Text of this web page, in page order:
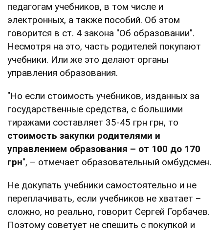
педагогам учебников, в том числе и
электронных, а также пособий. Об этом
говорится в ст. 4 закона "Об образовании".
Несмотря на это, часть родителей покупают
учебники. Или же это делают органы
управления образования.
"Но если стоимость учебников, изданных за
государственные средства, с большими
тиражами составляет 35-45 грн грн, то
стоимость закупки родителями и
управлением образования – от 100 до 170
грн", – отмечает образовательный омбудсмен.
Не докупать учебники самостоятельно и не
переплачивать, если учебников не хватает –
сложно, но реально, говорит Сергей Горбачев.
Поэтому советует не спешить с покупкой и